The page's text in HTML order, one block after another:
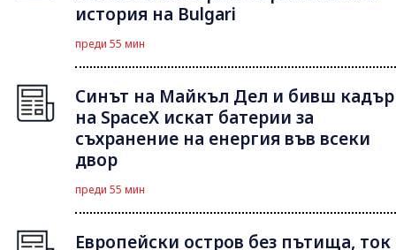
история на Bulgari
преди 55 мин
Синът на Майкъл Дeл и бивш кадър
на SpaceX искат батерии за
съхранение на енергия във всеки
двор
преди 55 мин
Европейски остров без пътища, ток